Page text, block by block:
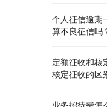
个人征信逾期
算不良征信吗
定额征收和核
核定征收的区
业务招待费怎